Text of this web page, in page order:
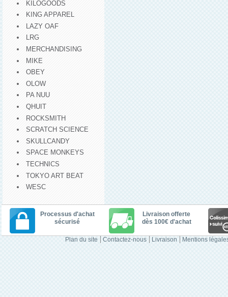
KILOGOODS
KING APPAREL
LAZY OAF
LRG
MERCHANDISING
MIKE
OBEY
OLOW
PA NUU
QHUIT
ROCKSMITH
SCRATCH SCIENCE
SKULLCANDY
SPACE MONKEYS
TECHNICS
TOKYO ART BEAT
WESC
Processus d'achat
sécurisé
Livraison offerte
dès 100€ d'achat
Plan du site Contactez-nous Livraison Mentions